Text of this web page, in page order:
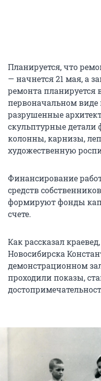
Планируется, что
— начнется 21 мая, а
ремонта планируется
первоначальном
разрушенные
скульптурные детали
колонны, карнизы,
художественную
Финансирование
средств
формируют фонды
счете.
Как рассказал
Новосибирска
демонстрационном
проходили показы,